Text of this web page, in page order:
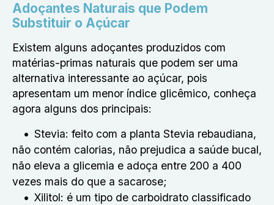
Adoçantes Naturais que Podem
Substituir o Açúcar
Existem alguns adoçantes produzidos com
matérias-primas naturais que podem ser uma
alternativa interessante ao açúcar, pois
apresentam um menor índice glicêmico, conheça
agora alguns dos principais:
Stevia: feito com a planta Stevia rebaudiana,
não contém calorias, não prejudica a saúde bucal,
não eleva a glicemia e adoça entre 200 a 400
vezes mais do que a sacarose;
Xilitol: é um tipo de carboidrato classificado